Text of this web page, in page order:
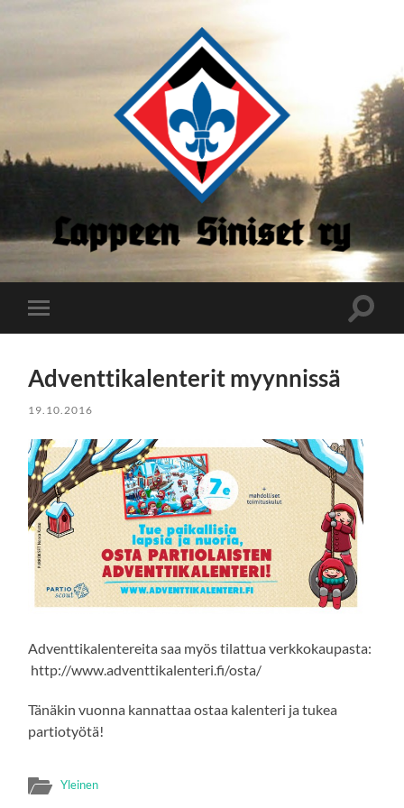
Siniset
Toggle
mobile
Toggle
Adventtikalenterit myynnissä
19.10.2016
Adventtikalentereita saa myös tilattua verkkokaupasta:
http://www.adventtikalenteri.fi/osta/
Tänäkin vuonna kannattaa ostaa kalenteri ja tukea
partiotyötä!
Yleinen